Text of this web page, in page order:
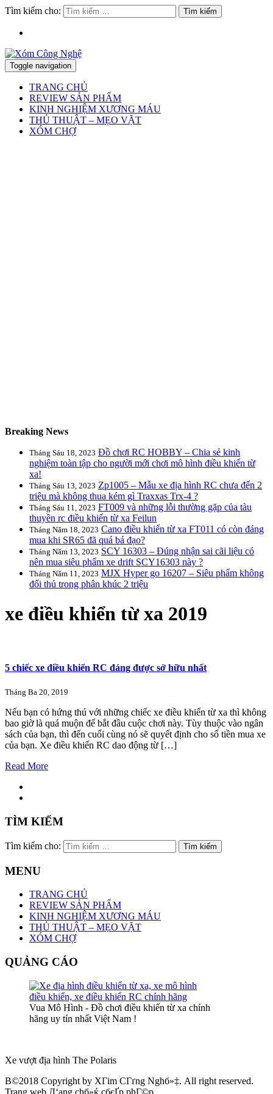
Tìm kiếm cho:
Toggle navigation
TRANG CHỦ
REVIEW SẢN PHẨM
KINH NGHIỆM XƯƠNG MÁU
THỦ THUẬT – MẸO VẶT
XÓM CHỢ
Breaking News
Tháng Sáu 18, 2023 Đồ chơi RC HOBBY – Chia sẻ kinh
nghiệm toàn tập cho người mới chơi mô hình điều khiển từ
xa!
Tháng Sáu 13, 2023 Zp1005 – Mẫu xe địa hình RC chưa đến 2
triệu mà không thua kém gì Traxxas Trx-4 ?
Tháng Sáu 11, 2023 FT009 và những lỗi thường gặp của tàu
thuyền rc điều khiển từ xa Feilun
Tháng Năm 18, 2023 Cano điều khiển từ xa FT011 có còn đáng
mua khi SR65 đã quá bá đạo?
Tháng Năm 13, 2023 SCY 16303 – Đúng nhận sai cãi liệu có
nên mua siêu phẩm xe drift SCY16303 này ?
Tháng Năm 11, 2023 MJX Hyper go 16207 – Siêu phẩm không
đối thủ trong phân khúc 2 triệu
xe điều khiển từ xa 2019
5 chiếc xe điều khiển RC đáng được sở hữu nhất
Tháng Ba 20, 2019
Nếu bạn có hứng thú với những chiếc xe điều khiển từ xa thì không
bao giờ là quá muộn để bắt đầu cuộc chơi này. Tùy thuộc vào ngân
sách của bạn, thì đến cuối cùng nó sẽ quyết định cho số tiền mua xe
của bạn. Xe điều khiển RC dao động từ […]
Read More
TÌM KIẾM
Tìm kiếm cho:
MENU
TRANG CHỦ
REVIEW SẢN PHẨM
KINH NGHIỆM XƯƠNG MÁU
THỦ THUẬT – MẸO VẶT
XÓM CHỢ
QUẢNG CÁO
Vua Mô Hình - Đồ chơi điều khiển từ xa chính
hãng uy tín nhất Việt Nam !
Xe vượt địa hình The Polaris
В©2018 Copyright by XГіm CГґng Nghб»‡. All right reserved.
Trang web Д‘ang chб»ќ cбєҐp phГ©p.